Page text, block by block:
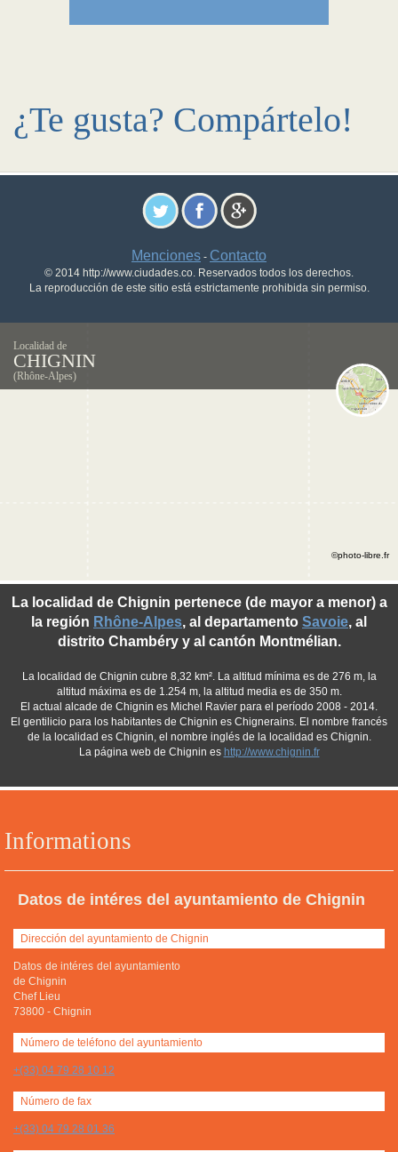
¿Te gusta? Compártelo!
Menciones - Contacto
© 2014 http://www.ciudades.co. Reservados todos los derechos.
La reproducción de este sitio está estrictamente prohibida sin permiso.
Localidad de
CHIGNIN
(Rhône-Alpes)
Informations
Datos de intéres del ayuntamiento de Chignin
Dirección del ayuntamiento de Chignin
Datos de intéres del ayuntamiento
de Chignin
Chef Lieu
73800 - Chignin
Número de teléfono del ayuntamiento
+(33) 04 79 28 10 12
Número de fax
+(33) 04 79 28 01 36
La localidad de Chignin pertenece (de mayor a menor) a
la región Rhône-Alpes, al departamento Savoie, al
distrito Chambéry y al cantón Montmélian.
La localidad de Chignin cubre 8,32 km². La altitud mínima es de 276 m, la
altitud máxima es de 1.254 m, la altitud media es de 350 m.
El actual alcade de Chignin es Michel Ravier para el período 2008 - 2014.
El gentilicio para los habitantes de Chignin es Chignerains. El nombre francés
de la localidad es Chignin, el nombre inglés de la localidad es Chignin.
La página web de Chignin es http://www.chignin.fr
©photo-libre.fr